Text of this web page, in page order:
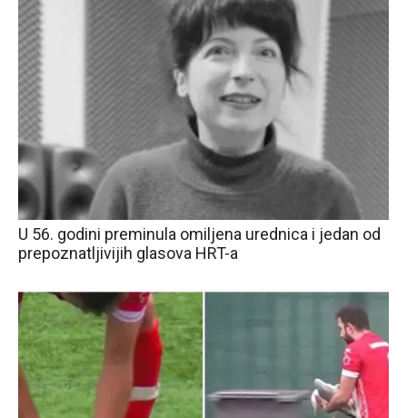
U 56. godini preminula omiljena urednica i jedan od
prepoznatljivijih glasova HRT-a